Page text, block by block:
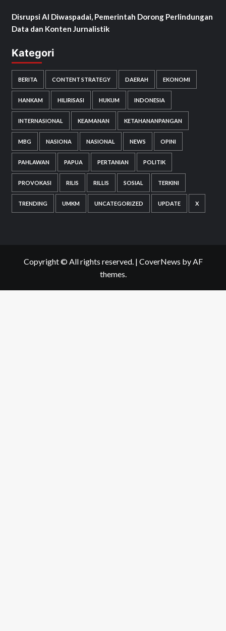
Disrupsi AI Diwaspadai, Pemerintah Dorong Perlindungan
Data dan Konten Jurnalistik
Kategori
BERITA CONTENT STRATEGY DAERAH EKONOMI
HANKAM HILIRISASI HUKUM INDONESIA
INTERNASIONAL KEAMANAN KETAHANANPANGAN
MBG NASIONA NASIONAL NEWS OPINI
PAHLAWAN PAPUA PERTANIAN POLITIK
PROVOKASI RILIS RILLIS SOSIAL TERKINI
TRENDING UMKM UNCATEGORIZED UPDATE X
Copyright © All rights reserved. | CoverNews by AF
themes.